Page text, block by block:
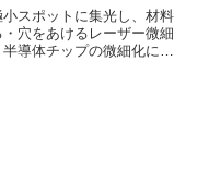
必要なのか？
小スポットに集光し、材料
穴をあけるレーザー微細
導体チップの微細化に不